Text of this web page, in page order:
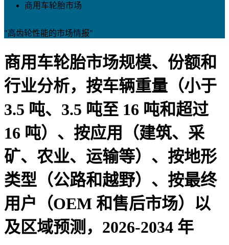
商用车轮胎市场
"高齿轮性能的市场情报"
商用车轮胎市场规模、份额和
行业分析，按车辆重量（小于
3.5 吨、3.5 吨至 16 吨和超过
16 吨）、按应用（建筑、采
矿、农业、运输等）、按地形
类型（公路和越野）、按最终
用户（OEM 和售后市场）以
及区域预测，2026-2034 年